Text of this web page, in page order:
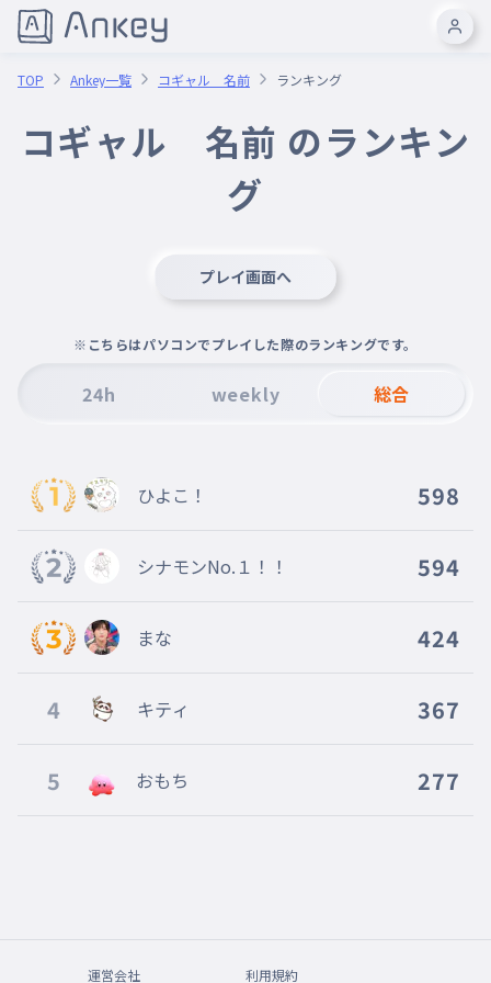
TOP Ankey一覧 コギャル 名前 ランキング
コギャル 名前 のランキン
グ
プレイ画面へ
※こちらはパソコンでプレイした際のランキングです。
24h weekly 総合
ひよこ！ 598
シナモンNo.１！！ 594
まな 424
4 キティ 367
5 おもち 277
運営会社 利用規約